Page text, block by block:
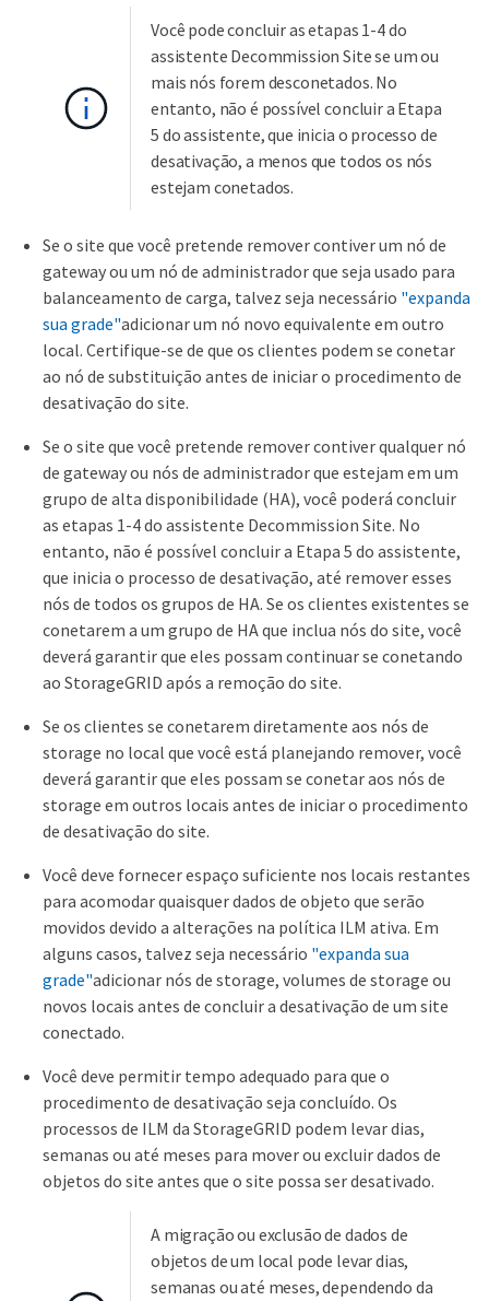
Você pode concluir as etapas 1-4 do
assistente Decommission Site se um ou
mais nós forem desconetados. No
entanto, não é possível concluir a Etapa
5 do assistente, que inicia o processo de
desativação, a menos que todos os nós
estejam conetados.
Se o site que você pretende remover contiver um nó de
gateway ou um nó de administrador que seja usado para
balanceamento de carga, talvez seja necessário "expanda
sua grade"adicionar um nó novo equivalente em outro
local. Certifique-se de que os clientes podem se conetar
ao nó de substituição antes de iniciar o procedimento de
desativação do site.
Se o site que você pretende remover contiver qualquer nó
de gateway ou nós de administrador que estejam em um
grupo de alta disponibilidade (HA), você poderá concluir
as etapas 1-4 do assistente Decommission Site. No
entanto, não é possível concluir a Etapa 5 do assistente,
que inicia o processo de desativação, até remover esses
nós de todos os grupos de HA. Se os clientes existentes se
conetarem a um grupo de HA que inclua nós do site, você
deverá garantir que eles possam continuar se conetando
ao StorageGRID após a remoção do site.
Se os clientes se conetarem diretamente aos nós de
storage no local que você está planejando remover, você
deverá garantir que eles possam se conetar aos nós de
storage em outros locais antes de iniciar o procedimento
de desativação do site.
Você deve fornecer espaço suficiente nos locais restantes
para acomodar quaisquer dados de objeto que serão
movidos devido a alterações na política ILM ativa. Em
alguns casos, talvez seja necessário "expanda sua
grade"adicionar nós de storage, volumes de storage ou
novos locais antes de concluir a desativação de um site
conectado.
Você deve permitir tempo adequado para que o
procedimento de desativação seja concluído. Os
processos de ILM da StorageGRID podem levar dias,
semanas ou até meses para mover ou excluir dados de
objetos do site antes que o site possa ser desativado.
A migração ou exclusão de dados de
objetos de um local pode levar dias,
semanas ou até meses, dependendo da